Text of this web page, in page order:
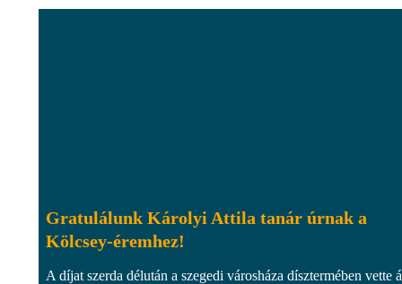
Gratulálunk Károlyi Attila tanár úrnak a
Kölcsey-éremhez!
A díjat szerda délután a szegedi városháza dísztermében vette